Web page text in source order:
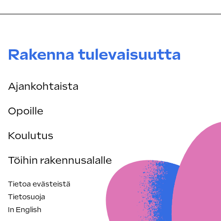
Rakenna tulevaisuutta
Ajankohtaista
Opoille
Koulutus
Töihin rakennusalalle
Tietoa evästeistä
Tietosuoja
In English